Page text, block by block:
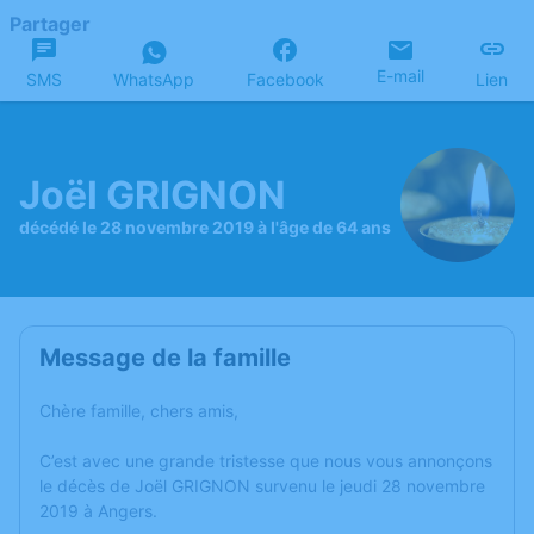
Partager
SMS WhatsApp Facebook E-mail Lien
Joël GRIGNON
décédé le 28 novembre 2019 à l'âge de 64 ans
Message de la famille
Chère famille, chers amis,
C’est avec une grande tristesse que nous vous annonçons
le décès de Joël GRIGNON survenu le jeudi 28 novembre
2019 à Angers.